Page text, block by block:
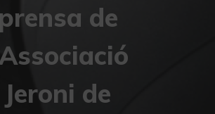
prensa de
Jeroni de